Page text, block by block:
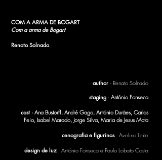
COM A ARMA DE BOGART
Com a arma de Bogart
Renato Solnado
author · Renato Solnado
staging · António Fonseca
cast · Ana Bustorff, André Gago, António Durães, Carlos
Feio, Isabel Marado, Jorge Silva, Maria de Jesus Mota
cenografia e figurinos· Avelino Leite
design de luz · António Fonseca e Paulo Lobato Costa